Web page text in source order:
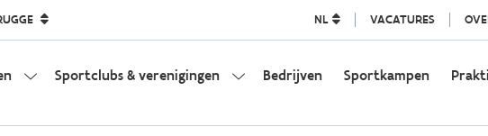
NL VACATURES
Sportclubs & verenigingen Bedrijven Sportkampen